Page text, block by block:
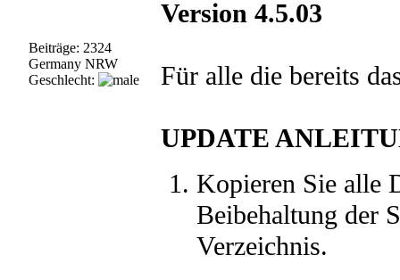
Beiträge: 2324
Germany NRW
Geschlecht:
Version 4.5.03
Für alle die bereits
UPDATE
Kopieren Sie alle
Beibehaltung der
Verzeichnis.